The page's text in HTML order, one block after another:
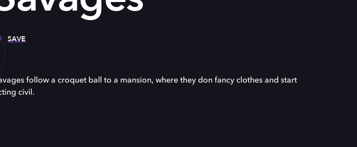
SAVE
follow a croquet ball to a mansion, where they don fancy clothes and start
civil.